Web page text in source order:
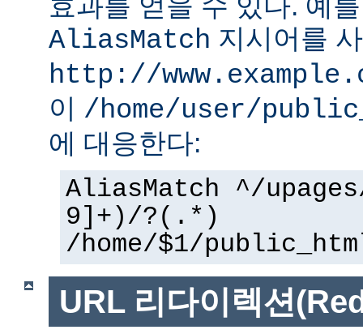
AliasMatch 지시어를
http://
이 /home/user/
에 대응한다:
AliasMatch ^/
9]+)/?(.*)
/home/$1/
URL 리다이렉션